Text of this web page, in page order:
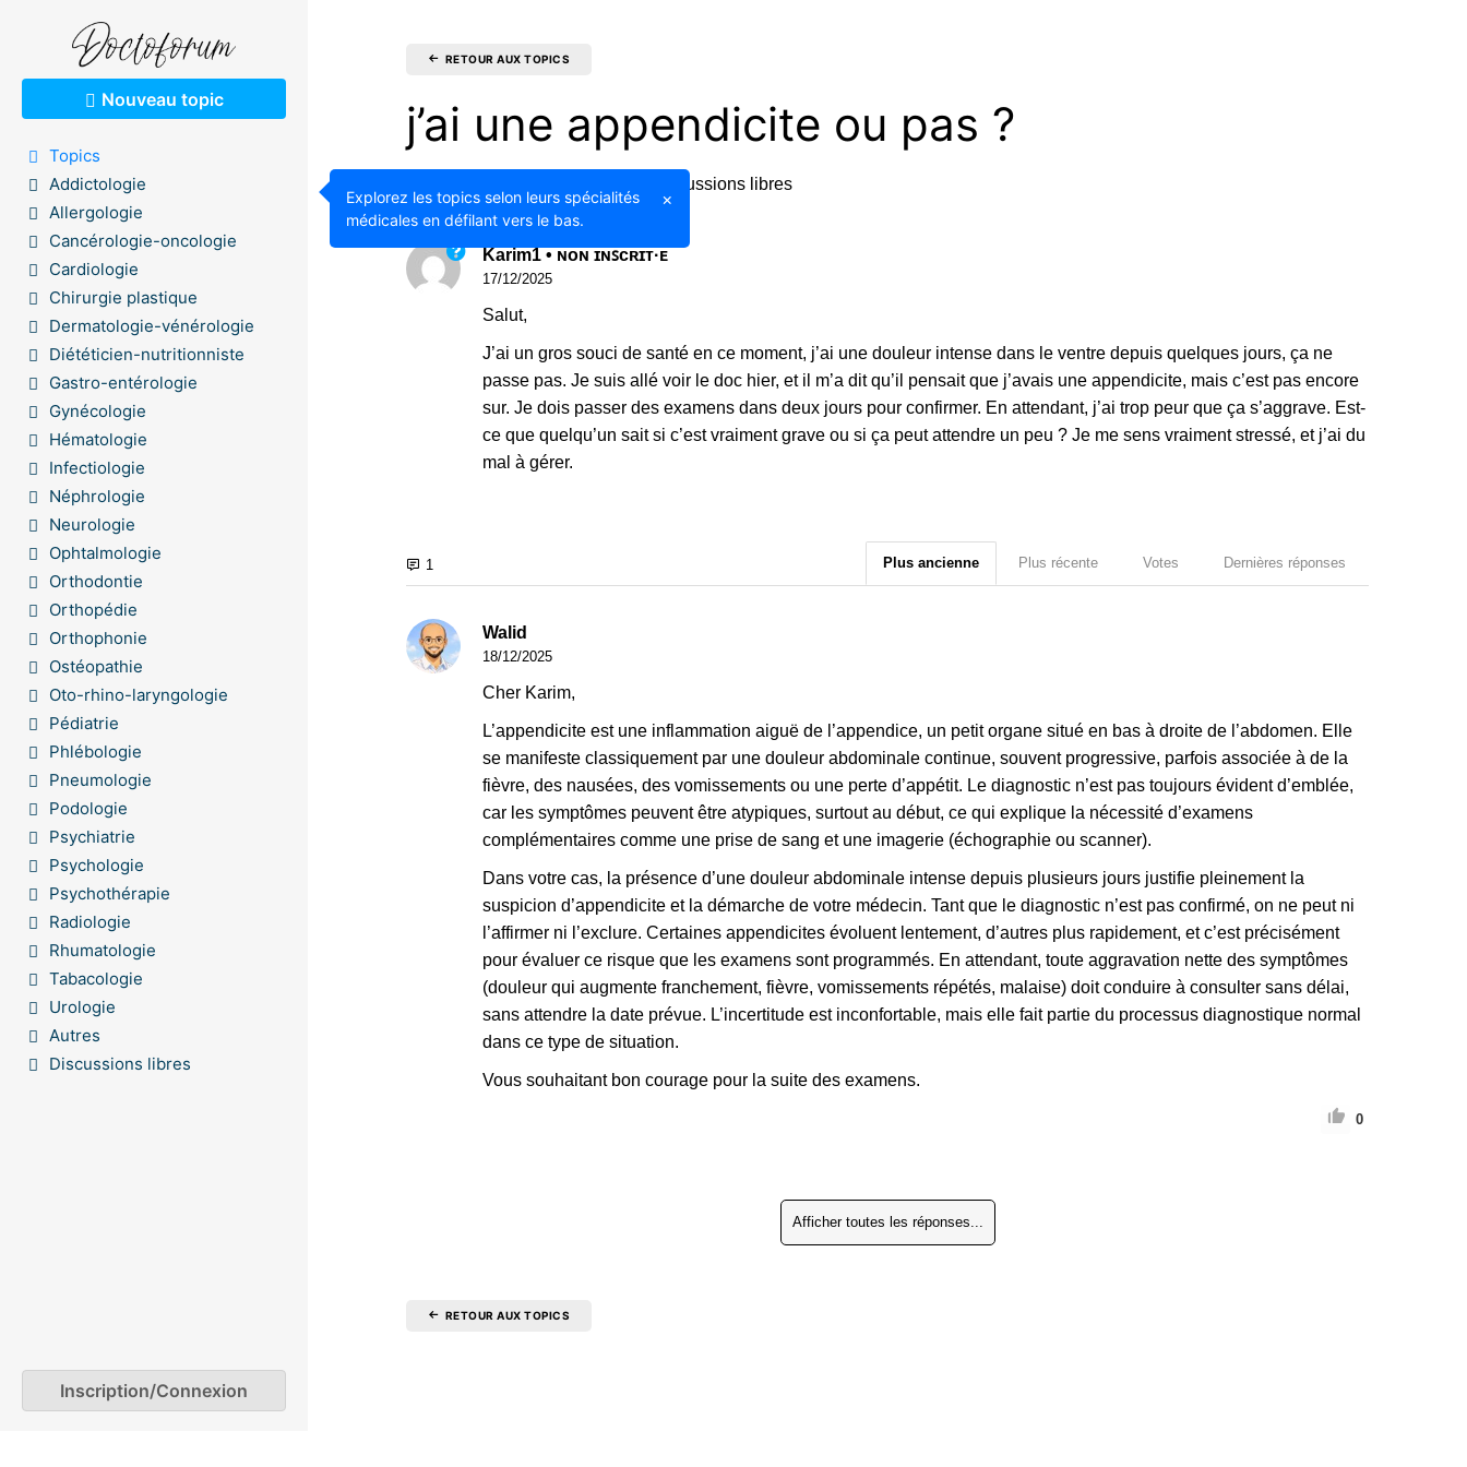
Nouveau topic
Topics
Addictologie
Allergologie
Cancérologie-oncologie
Cardiologie
Chirurgie plastique
Dermatologie-vénérologie
Diététicien-nutritionniste
Gastro-entérologie
Gynécologie
Hématologie
Infectiologie
Néphrologie
Neurologie
Ophtalmologie
Orthodontie
Orthopédie
Orthophonie
Ostéopathie
Oto-rhino-laryngologie
Pédiatrie
Phlébologie
Pneumologie
Podologie
Psychiatrie
Psychologie
Psychothérapie
Radiologie
Rhumatologie
Tabacologie
Urologie
Autres
Discussions libres
Inscription/Connexion
RETOUR AUX TOPICS
j’ai une appendicite ou pas ?
Discussions libres
Karim1 • ɴᴏɴ ɪɴꜱᴄʀɪᴛ·ᴇ
17/12/2025
Salut,
J’ai un gros souci de santé en ce moment, j’ai une douleur intense dans le ventre depuis quelques jours, ça ne
passe pas. Je suis allé voir le doc hier, et il m’a dit qu’il pensait que j’avais une appendicite, mais c’est pas encore
sur. Je dois passer des examens dans deux jours pour confirmer. En attendant, j’ai trop peur que ça s’aggrave. Est-
ce que quelqu’un sait si c’est vraiment grave ou si ça peut attendre un peu ? Je me sens vraiment stressé, et j’ai du
mal à gérer.
Dernières réponses
Votes
Plus récente
Plus ancienne
Walid
18/12/2025
Cher Karim,
L’appendicite est une inflammation aiguë de l’appendice, un petit organe situé en bas à droite de l’abdomen. Elle
se manifeste classiquement par une douleur abdominale continue, souvent progressive, parfois associée à de la
fièvre, des nausées, des vomissements ou une perte d’appétit. Le diagnostic n’est pas toujours évident d’emblée,
car les symptômes peuvent être atypiques, surtout au début, ce qui explique la nécessité d’examens
complémentaires comme une prise de sang et une imagerie (échographie ou scanner).
Dans votre cas, la présence d’une douleur abdominale intense depuis plusieurs jours justifie pleinement la
suspicion d’appendicite et la démarche de votre médecin. Tant que le diagnostic n’est pas confirmé, on ne peut ni
l’affirmer ni l’exclure. Certaines appendicites évoluent lentement, d’autres plus rapidement, et c’est précisément
pour évaluer ce risque que les examens sont programmés. En attendant, toute aggravation nette des symptômes
(douleur qui augmente franchement, fièvre, vomissements répétés, malaise) doit conduire à consulter sans délai,
sans attendre la date prévue. L’incertitude est inconfortable, mais elle fait partie du processus diagnostique normal
dans ce type de situation.
Vous souhaitant bon courage pour la suite des examens.
0
Afficher toutes les réponses...
RETOUR AUX TOPICS
Explorez les topics selon leurs spécialités
médicales en défilant vers le bas.
×